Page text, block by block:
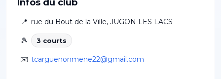
Infos du club
📍 rue du Bout de la Ville, JUGON LES LACS
🎾 3 courts
✉️ tcarguenonmene22@gmail.com